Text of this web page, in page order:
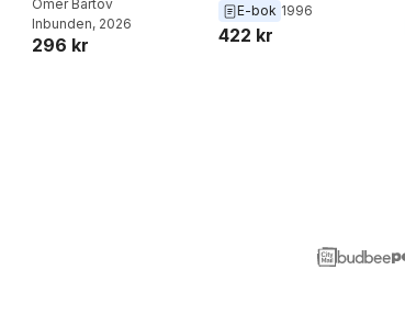
Omer Bartov
Inbunden, 2026
296 kr
E-bok 1996
422 kr